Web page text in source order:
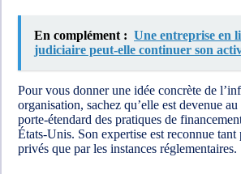
En complément : Une entreprise en
judiciaire peut-elle continuer son
Pour vous donner une idée concrète de
organisation, sachez qu’elle est devenue
porte-étendard des pratiques de
États-Unis. Son expertise est reconnue tant
privés que par les instances réglementaires.